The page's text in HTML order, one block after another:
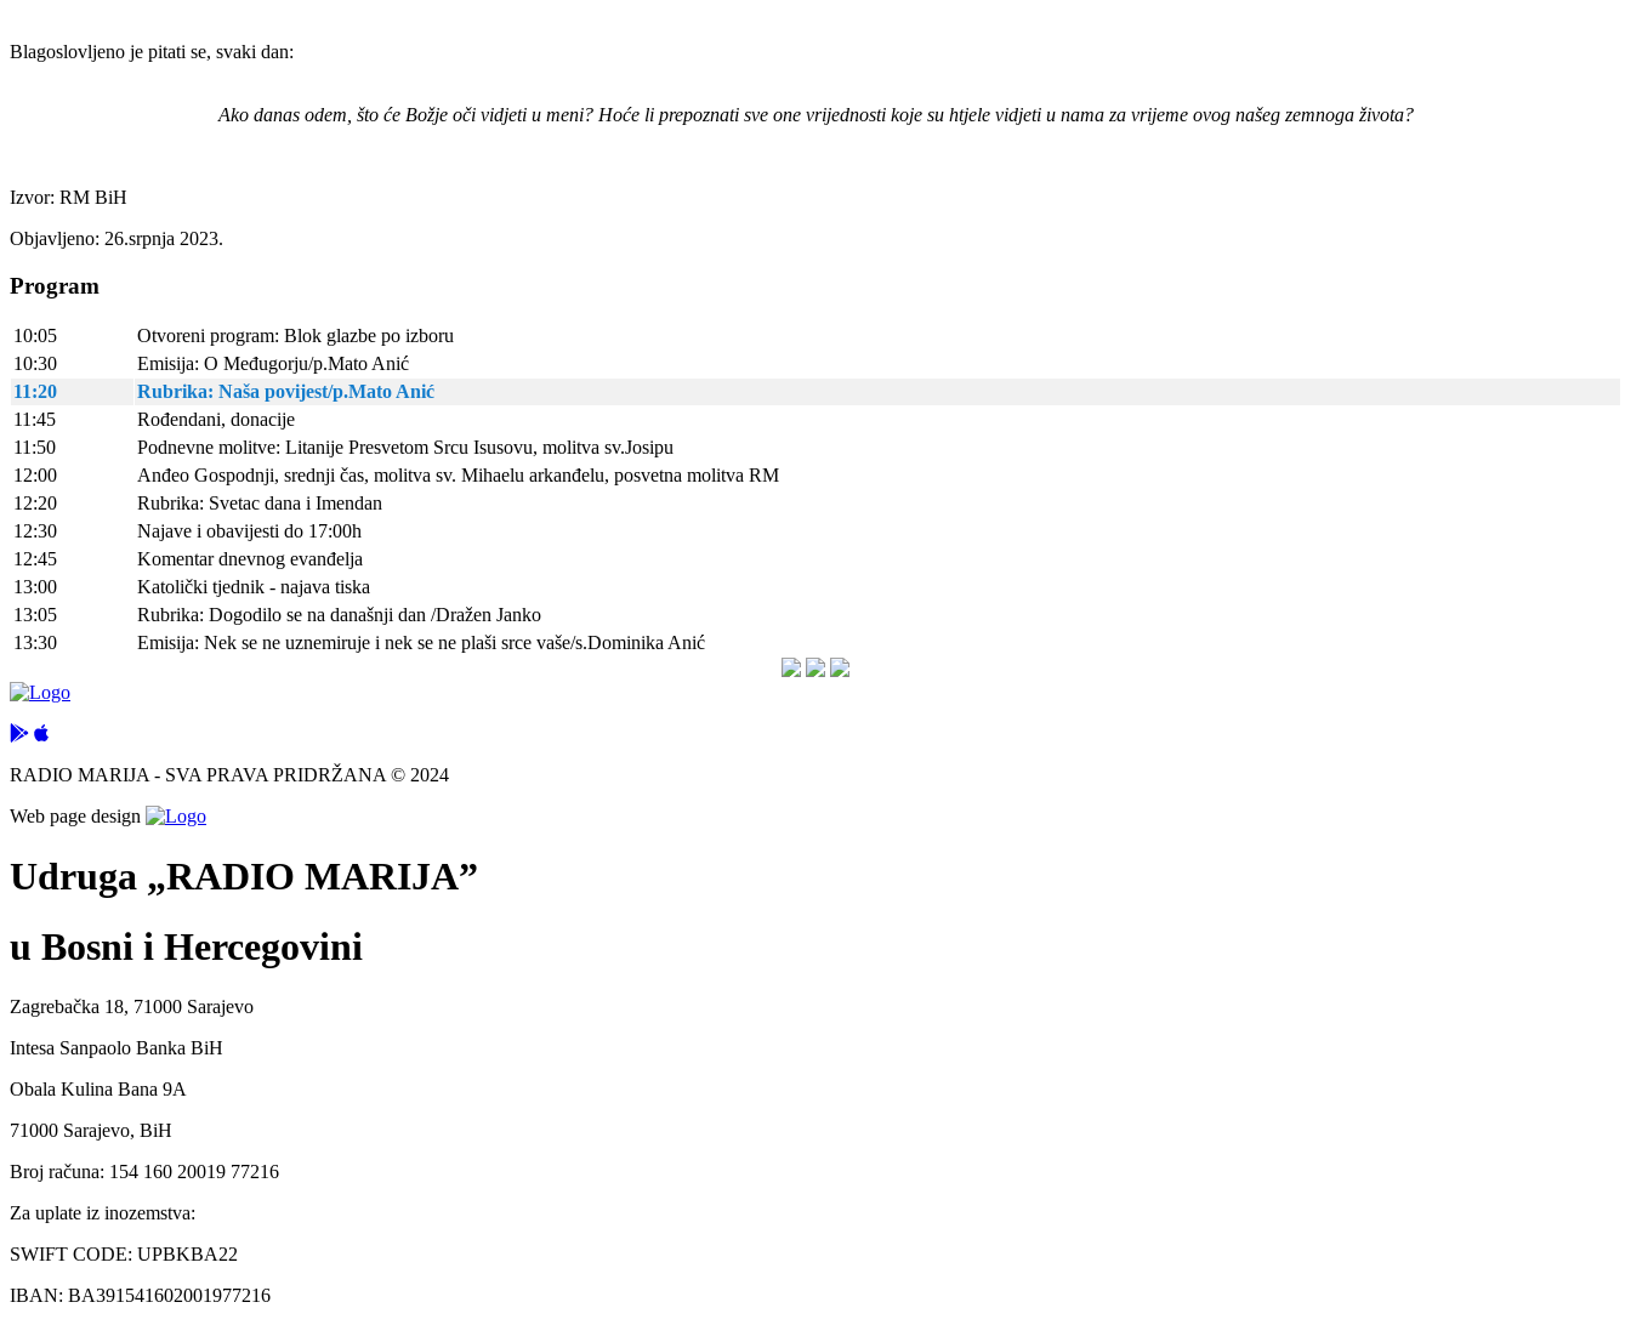
Blagoslovljeno je pitati se, svaki dan:
Ako danas odem, što će Božje oči vidjeti u meni? Hoće li prepoznati sve one vrijednosti koje su htjele vidjeti u nama za vrijeme ovog našeg zemnoga života?
Izvor: RM BiH
Objavljeno: 26.srpnja 2023.
Program
10:05
Otvoreni program: Blok glazbe po izboru
10:30
Emisija: O Međugorju/p.Mato Anić
11:20
Rubrika: Naša povijest/p.Mato Anić
11:45
Rođendani, donacije
11:50
Podnevne molitve: Litanije Presvetom Srcu Isusovu, molitva sv.Josipu
12:00
Anđeo Gospodnji, srednji čas, molitva sv. Mihaelu arkanđelu, posvetna molitva RM
12:20
Rubrika: Svetac dana i Imendan
12:30
Najave i obavijesti do 17:00h
12:45
Komentar dnevnog evanđelja
13:00
Katolički tjednik - najava tiska
13:05
Rubrika: Dogodilo se na današnji dan /Dražen Janko
13:30
Emisija: Nek se ne uznemiruje i nek se ne plaši srce vaše/s.Dominika Anić
RADIO MARIJA - SVA PRAVA PRIDRŽANA © 2024
Web page design
Udruga „RADIO MARIJA”
u Bosni i Hercegovini
Zagrebačka 18, 71000 Sarajevo
Intesa Sanpaolo Banka BiH
Obala Kulina Bana 9A
71000 Sarajevo, BiH
Broj računa: 154 160 20019 77216
Za uplate iz inozemstva:
SWIFT CODE: UPBKBA22
IBAN: BA391541602001977216